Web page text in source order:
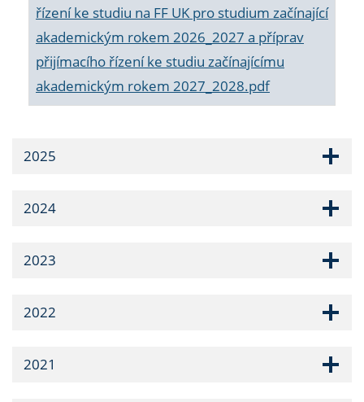
řízení ke studiu na FF UK pro studium začínající
akademickým rokem 2026_2027 a příprav
přijímacího řízení ke studiu začínajícímu
akademickým rokem 2027_2028.pdf
2025
2024
2023
2022
2021